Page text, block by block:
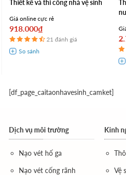
Thiết kế và thi công nhà vệ sinh
Giá online cực rẻ
918.000₫
21 đánh giá
[df_page_caitaonhavesinh_camket]
Dịch vụ môi trường
Nạo vét hố ga
Nạo vét cống rãnh
Kinh
Vệ